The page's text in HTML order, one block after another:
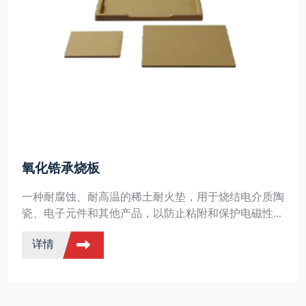
氧化锆承烧板
一种耐腐蚀、耐高温的稀土耐火垫，用于烧结电介质陶
瓷、电子元件和其他产品，以防止粘附和保护电磁性
详情